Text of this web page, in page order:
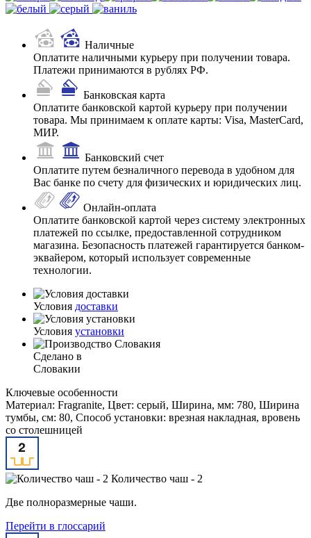
Наличные
Оплатите наличными курьеру при получении товара.
Платежи принимаются в рублях РФ.
Банковская карта
Оплатите банковской картой курьеру при получении
товара. Мы принимаем к оплате карты: Visa, MasterCard,
МИР.
Банковский счет
Оплатите путем безналичного перевода в удобном для
Вас банке по счету для физических и юридических лиц.
Онлайн-оплата
Оплатите банковской картой через систему электронных
платежей по ссылке, предоставленной сотрудником
магазина. Безопасность платежей гарантируется банком-
эквайером, который использует современные
технологии.
Условия доставки
Условия установки
Сделано в
Словакии
Ключевые особенности
Материал: Fragranite, Цвет: серый, Ширина, мм: 780, Ширина
тумбы, см: 80, Способ установки: врезная накладная, вровень
со столешницей
Количество чаш - 2
Две полноразмерные чаши.
Перейти в глоссарий